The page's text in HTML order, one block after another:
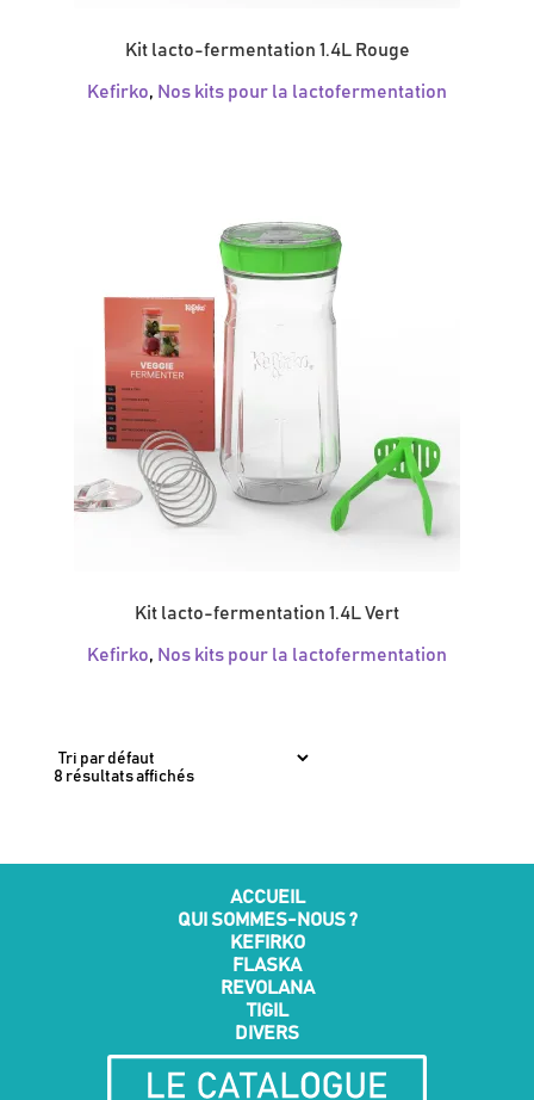
Kit lacto-fermentation 1.4L Rouge
Kefirko, Nos kits pour la lactofermentation
Kit lacto-fermentation 1.4L Vert
Kefirko, Nos kits pour la lactofermentation
8 résultats affichés
ACCUEIL
QUI SOMMES-NOUS ?
KEFIRKO
FLASKA
REVOLANA
TIGIL
DIVERS